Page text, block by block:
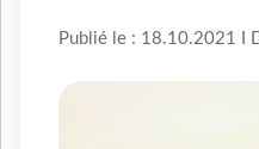
Publié le : 18.10.2021 I